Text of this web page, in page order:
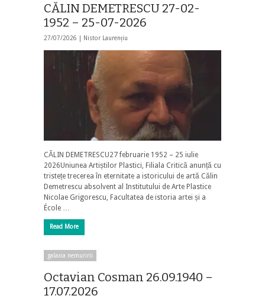
CĂLIN DEMETRESCU 27-02-
1952 – 25-07-2026
27/07/2026 | Nistor Laurențiu
CĂLIN DEMETRESCU27 februarie 1952 – 25 iulie
2026Uniunea Artiștilor Plastici, Filiala Critică anunță cu
tristețe trecerea în eternitate a istoricului de artă Călin
Demetrescu absolvent al Institutului de Arte Plastice
Nicolae Grigorescu, Facultatea de istoria artei și a
École …
Read More
galaxia nemuririi
Octavian Cosman 26.09.1940 –
17.07.2026